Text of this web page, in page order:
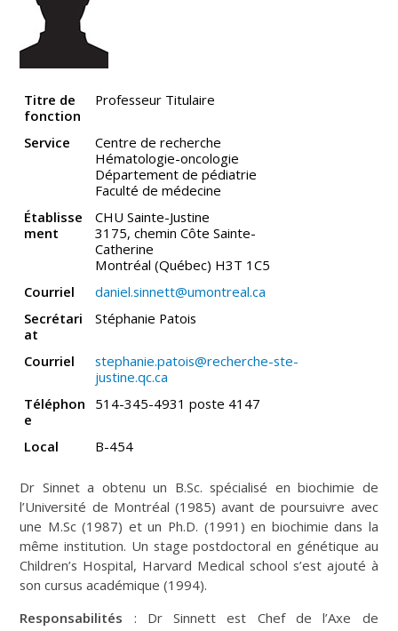
Titre de
fonction
Professeur Titulaire
Service
Centre de recherche
Hématologie-oncologie
Département de pédiatrie
Faculté de médecine
Établisse
ment
CHU Sainte-Justine
3175, chemin Côte Sainte-
Catherine
Montréal (Québec) H3T 1C5
Courriel
daniel.sinnett@umontreal.ca
Secrétari
at
Stéphanie Patois
Courriel
stephanie.patois@recherche-ste-
justine.qc.ca
Téléphon
e
514-345-4931 poste 4147
Local B-454
Dr Sinnet a obtenu un B.Sc. spécialisé en biochimie de
l’Université de Montréal (1985) avant de poursuivre avec
une M.Sc (1987) et un Ph.D. (1991) en biochimie dans la
même institution. Un stage postdoctoral en génétique au
Children’s Hospital, Harvard Medical school s’est ajouté à
son cursus académique (1994).
Responsabilités : Dr Sinnett est Chef de l’Axe de